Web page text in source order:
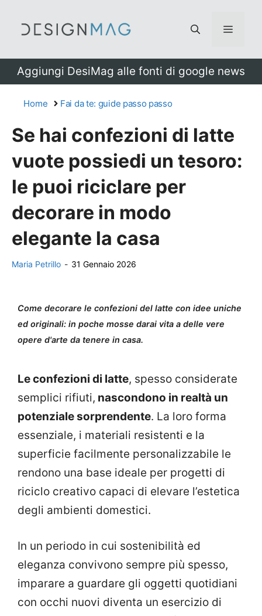
Menu
Aggiungi DesiMag alle fonti di google news
Home Fai da te: guide passo passo
Se hai confezioni di latte
vuote possiedi un tesoro:
le puoi riciclare per
decorare in modo
elegante la casa
Maria Petrillo - 31 Gennaio 2026
Come decorare le confezioni del latte con idee uniche
ed originali: in poche mosse darai vita a delle vere
opere d'arte da tenere in casa.
Le confezioni di latte, spesso considerate
semplici rifiuti, nascondono in realtà un
potenziale sorprendente. La loro forma
essenziale, i materiali resistenti e la
superficie facilmente personalizzabile le
rendono una base ideale per progetti di
riciclo creativo capaci di elevare l’estetica
degli ambienti domestici.
In un periodo in cui sostenibilità ed
eleganza convivono sempre più spesso,
imparare a guardare gli oggetti quotidiani
con occhi nuovi diventa un esercizio di